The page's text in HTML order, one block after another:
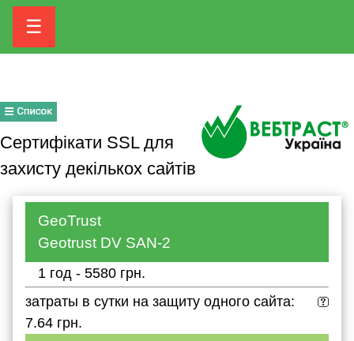
☰
Сертифікати SSL для
захисту декількох сайтів
GeoTrust
Geotrust DV SAN-2
1 год - 5580 грн.
затраты в сутки на защиту одного сайта:
7.64 грн.